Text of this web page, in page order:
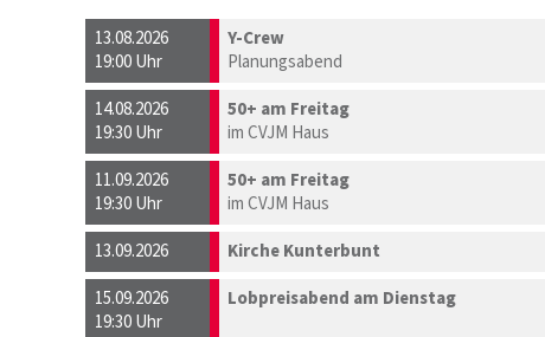
13.08.2026
19:00 Uhr
Y-Crew
Planungsabend
14.08.2026
19:30 Uhr
50+ am Freitag
im CVJM Haus
11.09.2026
19:30 Uhr
50+ am Freitag
im CVJM Haus
13.09.2026
Kirche Kunterbunt
15.09.2026
19:30 Uhr
Lobpreisabend am Dienstag